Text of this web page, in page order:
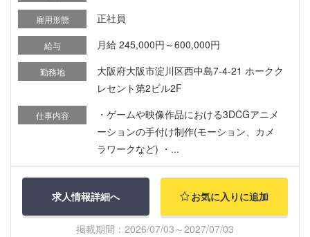
雇用形態 正社員
給与 月給 245,000円～600,000円
勤務地
大阪府大阪市淀川区西中島7-4-21 ホークク
レセント第2ビル2F
仕事内容
・ゲームや映像作品における3DCGアニメ
ーションの手付け制作(モーション、カメ
ラワークなど) ・...
求人情報詳細へ お気に入りに追加
掲載期間：2026/07/03～2027/07/03